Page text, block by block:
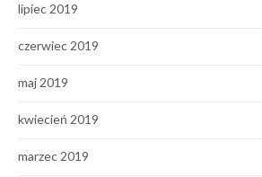
lipiec 2019
czerwiec 2019
maj 2019
kwiecień 2019
marzec 2019